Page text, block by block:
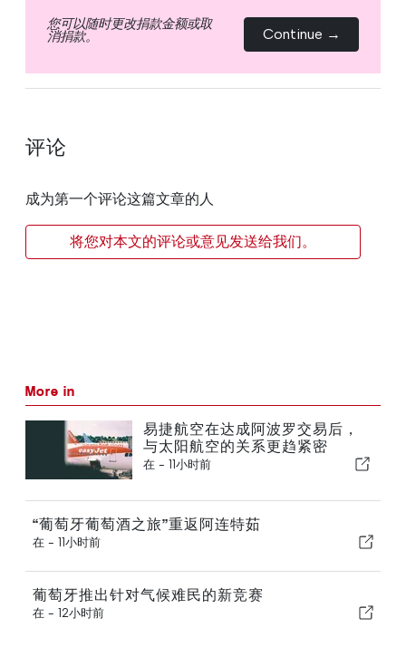
您可以随时更改捐款金额或取
消捐款。 Continue →
评论
成为第一个评论这篇文章的人
将您对本文的评论或意见发送给我们。
More in
易捷航空在达成阿波罗交易后，
与太阳航空的关系更趋紧密
在 - 11小时前
“葡萄牙葡萄酒之旅”重返阿连特茹
在 - 11小时前
葡萄牙推出针对气候难民的新竞赛
在 - 12小时前